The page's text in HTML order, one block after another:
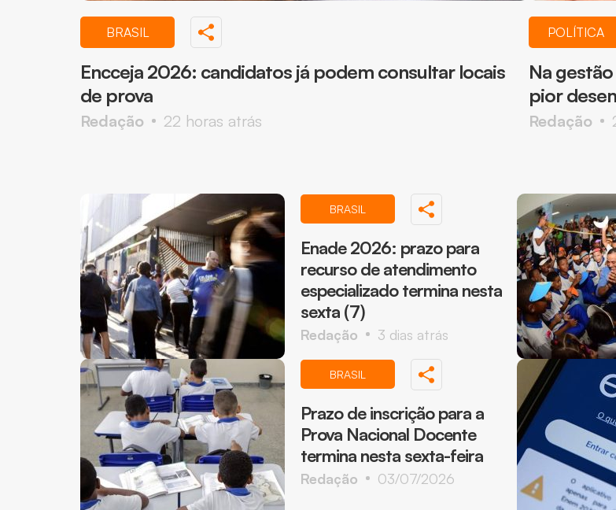
BRASIL
Encceja 2026: candidatos já podem consultar locais
de prova
Redação 22 horas atrás
POLÍTICA
Na
pior
Redação
BRASIL
Enade 2026: prazo para
recurso de atendimento
especializado termina nesta
sexta (7)
Redação 3 dias atrás
BRASIL
Prazo de inscrição para a
Prova Nacional Docente
termina nesta sexta-feira
Redação 03/07/2026